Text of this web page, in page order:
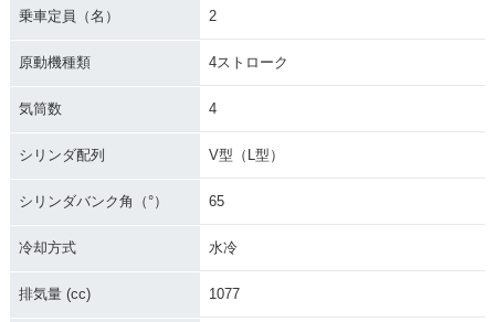
乗車定員（名） 2
原動機種類 4ストローク
気筒数 4
シリンダ配列 V型（L型）
シリンダバンク角（°） 65
冷却方式 水冷
排気量 (cc) 1077